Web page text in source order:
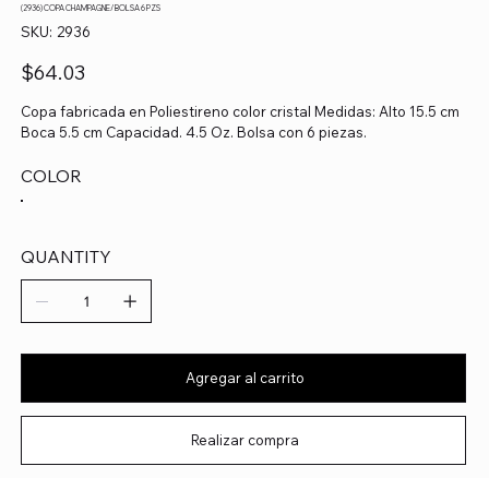
(2936) COPA CHAMPAGNE/ BOLSA 6 PZS
SKU: SKU
2936
2936
Precio
$64.03
Copa fabricada en Poliestireno color cristal Medidas: Alto 15.5 cm
Boca 5.5 cm Capacidad. 4.5 Oz. Bolsa con 6 piezas.
COLOR
QUANTITY
Agregar al carrito
Realizar compra